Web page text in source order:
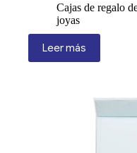
Cajas de regalo
joyas
Leer más